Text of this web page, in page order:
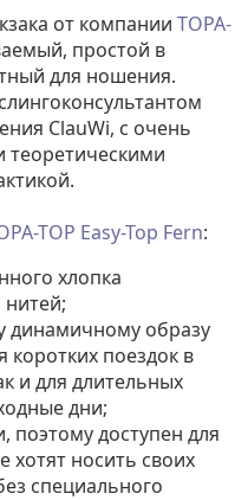
от компании TOPA-
простой в
для ношения.
ClauWi, с очень
TOP Easy-Top Fern:
хлопка
динамичному образу
коротких поездок в
и для длительных
дни;
поэтому доступен для
хотят носить своих
специального